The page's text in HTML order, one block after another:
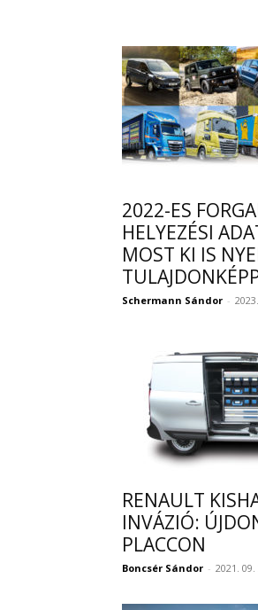
2022-ES
HELYEZÉSI
MOST KI IS
Schermann Sándor -
RENAULT
INVÁZIÓ:
PLACCON
Boncsér Sándor - 2021. 09.